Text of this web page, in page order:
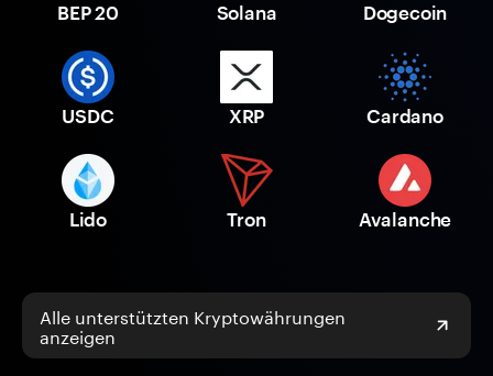
BEP 20 Solana Dogecoin
USDC XRP Cardano
Lido Tron Avalanche
Alle unterstützten Kryptowährungen
anzeigen